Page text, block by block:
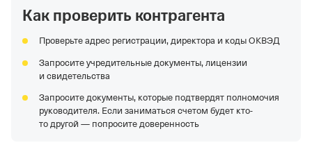
ООО "АВТОСПЕЦМАШ"—Действующая организация,
1132468014777,КПП 246501001
ООО "Гарант Авто"—Действующая организация,
Регистрация 14.10.2015,
1157746940416,КПП 770601001
ООО "Развитие"—Действующая организация,
Как проверить контрагента
Проверьте адрес регистрации, директора и коды ОКВЭД
Запросите учредительные документы, лицензии
и свидетельства
Запросите документы, которые подтвердят полномочия
руководителя. Если заниматься счетом будет кто-
то другой — попросите доверенность